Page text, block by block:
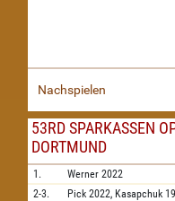
Nachspielen
53RD SPARKASSEN
DORTMUND
1. Werner 2022
2-3.
Pick 2022, Kasapchuk